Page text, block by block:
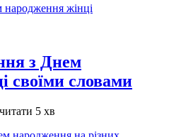
з Днем
своїми словами
читати 5 хв